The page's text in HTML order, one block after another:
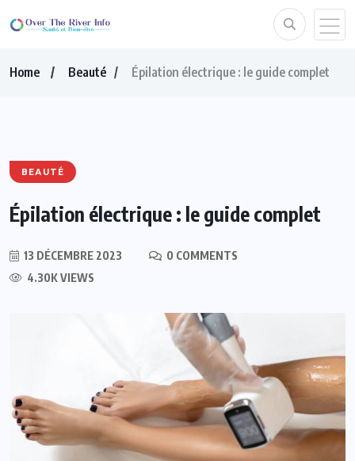
Home Beauté Épilation électrique : le guide complet
BEAUTÉ
Épilation électrique : le guide complet
13 DÉCEMBRE 2023
0 COMMENTS
4.30K VIEWS